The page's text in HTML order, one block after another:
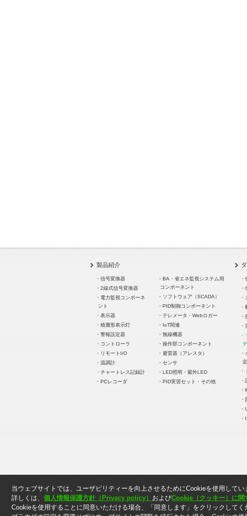
当ウェブサイトでは、ユーザビリティーを向上させるためにCookieを使用してい
詳しくは、個人情報保護方針（Privacy policy） およびCookie（クッキー）に関
Cookieを使用することに同意いただける場合、「同意します」をクリックしてく
製品紹介
・信号変換器
・2線式信号変換器
・電力監視コンポーネ
ント
・表示器
・積層形表示灯
・警報設定器
・コントローラ
・リモートI/O
・温調計
・チャートレス記録計
・PCレコーダ
・BA・省エネ監視システム用
コンポーネント
・ソフトウェア（SCADA）
・PID制御コンポーネント
・テレメータ・Webロガー
・IoT関連
・無線機器
・操作部コンポーネント
・避雷器（アレスタ）
・センサ
・LED照明・紫外LED
・PID実習セット・その他
・
・
・
・
・
・
・
・
・
・
・
・
・
・
＊. 本ウェブサイト上の表示価格には消費税は含まれておりません。